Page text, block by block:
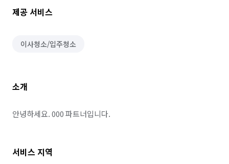
제공 서비스
이사청소/입주청소
소개
안녕하세요. 000 파트너입니다.
서비스 지역